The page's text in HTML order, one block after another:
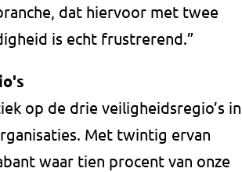
dat hiervoor met twee
is echt frustrerend.”
op de drie veiligheidsregio’s in
Met twintig ervan
waar tien procent van onze